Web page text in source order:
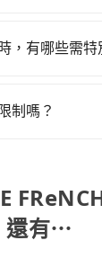
明明已經預
邊隨租隨還
到珍煮丹竹北
可能以順路
屬違法。在
非法改裝的
過10位，建
如人數超過
例外，比方
，有哪些需特
者的合法性
制嗎？
車旅遊、參
家、投票返
叫車、機場
還有⋯